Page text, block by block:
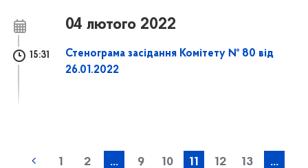
04 лютого 2022
15:31
Стенограма засідання Комітету № 80 від
26.01.2022
1 2 ... 9 10 11 12 13 ...